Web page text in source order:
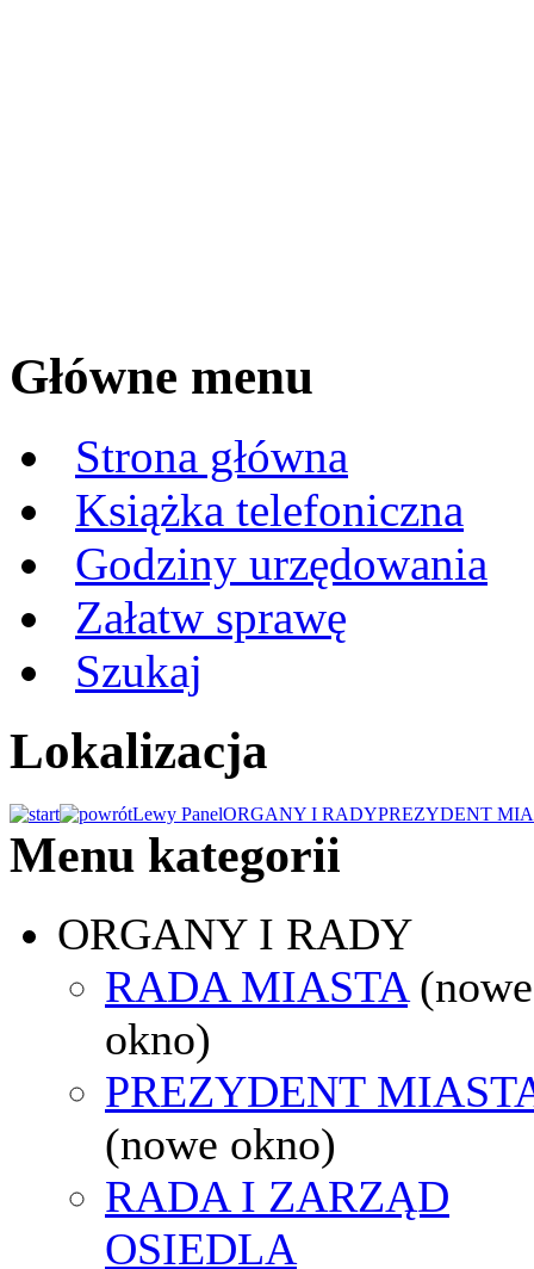
Główne menu
Strona główna
Książka telefoniczna
Godziny urzędowania
Załatw sprawę
Szukaj
Lokalizacja
Lewy PanelORGANY I RADYPREZYDENT
Menu kategorii
ORGANY I RADY
RADA MIASTA (nowe
okno)
PREZYDENT
(nowe okno)
RADA I ZARZĄD
OSIEDLA